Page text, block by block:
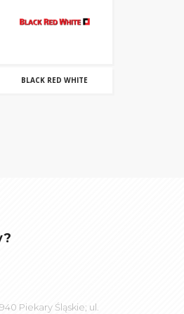
BLACK RED WHITE
Piekary Śląskie; ul.